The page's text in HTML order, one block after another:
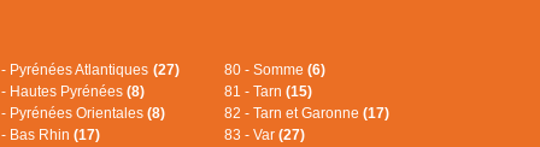
Pyrénées Atlantiques (27)
Hautes Pyrénées (8)
Pyrénées Orientales (8)
Bas Rhin (17)
80 - Somme (6)
81 - Tarn (15)
82 - Tarn et Garonne (17)
83 - Var (27)